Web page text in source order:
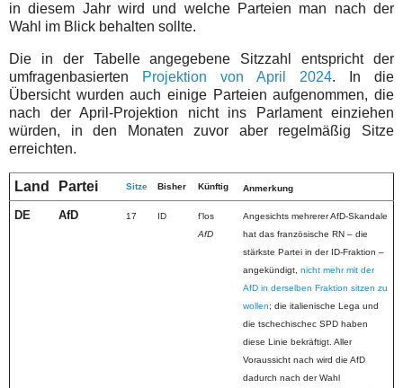
in diesem Jahr wird und welche Parteien man nach der
Wahl im Blick behalten sollte.
Die in der Tabelle angegebene Sitzzahl entspricht der
umfragenbasierten
Projektion von April 2024. In die
Übersicht wurden auch einige Parteien aufgenommen, die
nach der April-Projektion nicht ins Parlament einziehen
würden, in den Monaten zuvor aber regelmäßig Sitze
erreichten.
Land Partei Sitze Bisher Künftig Anmerkung
DE AfD 17 ID
fʼlos
AfD
Angesichts mehrerer AfD-Skandale
hat das französische RN – die
stärkste Partei in der ID-Fraktion –
angekündigt, nicht mehr mit der
AfD in derselben Fraktion sitzen zu
wollen; die italienische Lega und
die tschechischec SPD haben
diese Linie bekräftigt. Aller
Voraussicht nach wird die AfD
dadurch nach der Wahl